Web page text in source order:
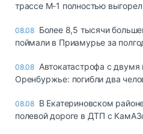
трассе М-1 полностью выгорел
08.08 Более 8,5 тысячи
поймали в Приамурье за
08.08 Автокатастрофа с двумя
Оренбуржье: погибли два
08.08 В Екатериновском
полевой дороге в ДТП с